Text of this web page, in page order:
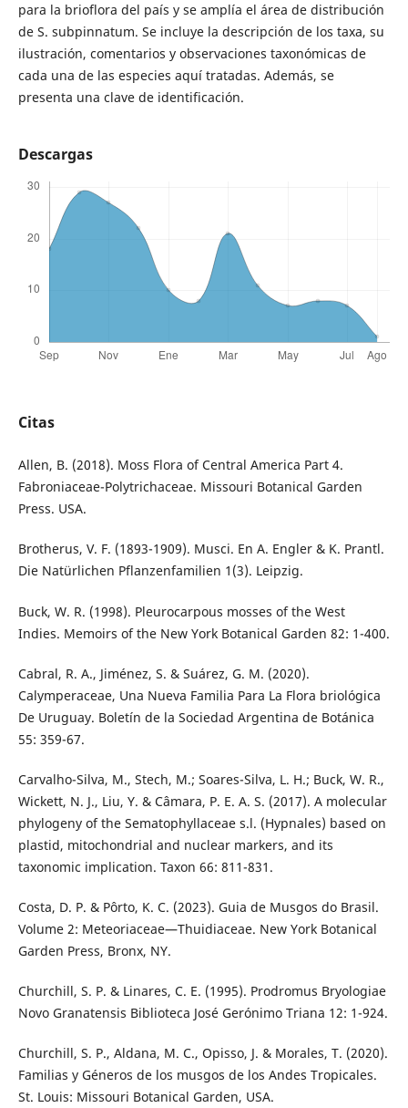
para la brioflora del país y se amplía el área de distribución
de S. subpinnatum. Se incluye la descripción de los taxa, su
ilustración, comentarios y observaciones taxonómicas de
cada una de las especies aquí tratadas. Además, se
presenta una clave de identificación.
Descargas
Citas
Allen, B. (2018). Moss Flora of Central America Part 4.
Fabroniaceae-Polytrichaceae. Missouri Botanical Garden
Press. USA.
Brotherus, V. F. (1893-1909). Musci. En A. Engler & K. Prantl.
Die Natürlichen Pflanzenfamilien 1(3). Leipzig.
Buck, W. R. (1998). Pleurocarpous mosses of the West
Indies. Memoirs of the New York Botanical Garden 82: 1-400.
Cabral, R. A., Jiménez, S. & Suárez, G. M. (2020).
Calymperaceae, Una Nueva Familia Para La Flora briológica
De Uruguay. Boletín de la Sociedad Argentina de Botánica
55: 359-67.
Carvalho-Silva, M., Stech, M.; Soares-Silva, L. H.; Buck, W. R.,
Wickett, N. J., Liu, Y. & Câmara, P. E. A. S. (2017). A molecular
phylogeny of the Sematophyllaceae s.l. (Hypnales) based on
plastid, mitochondrial and nuclear markers, and its
taxonomic implication. Taxon 66: 811-831.
Costa, D. P. & Pôrto, K. C. (2023). Guia de Musgos do Brasil.
Volume 2: Meteoriaceae—Thuidiaceae. New York Botanical
Garden Press, Bronx, NY.
Churchill, S. P. & Linares, C. E. (1995). Prodromus Bryologiae
Novo Granatensis Biblioteca José Gerónimo Triana 12: 1-924.
Churchill, S. P., Aldana, M. C., Opisso, J. & Morales, T. (2020).
Familias y Géneros de los musgos de los Andes Tropicales.
St. Louis: Missouri Botanical Garden, USA.